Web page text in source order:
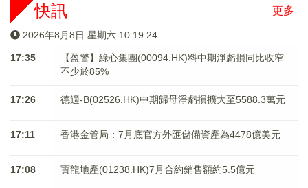
更多
快訊
2026年8月8日 星期六 10:19:24
17:35
【盈警】綠心集團(00094.HK)料中期淨虧損同比收窄
不少於85%
17:26 德適-B(02526.HK)中期歸母淨虧損擴大至5588.3萬元
17:11 香港金管局：7月底官方外匯儲備資產為4478億美元
17:08 寶龍地產(01238.HK)7月合約銷售額約5.5億元